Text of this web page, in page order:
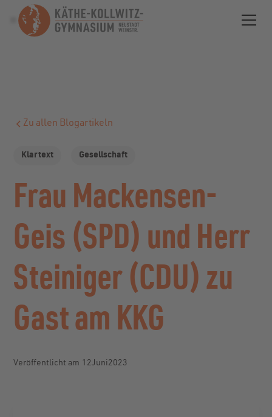
Zu allen Blogartikeln
Klartext Gesellschaft
Frau Mackensen-
Geis (SPD) und Herr
Steiniger (CDU) zu
Gast am KKG
Veröffentlicht am 12.Juni 2023